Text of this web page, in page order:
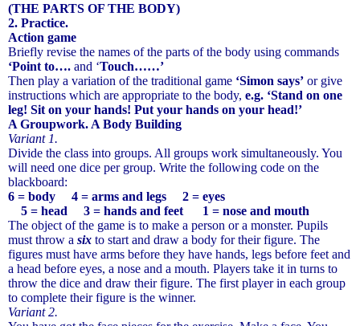
(THE PARTS OF THE BODY)
2. Practice.
Action game
Briefly revise the names of the parts of the body using commands
‘Point to…. and ‘Touch……’
Then play a variation of the traditional game ‘Simon says’ or give
instructions which are appropriate to the body, e.g. ‘Stand on one
leg! Sit on your hands! Put your hands on your head!’
A Groupwork. A Body Building
Variant 1.
Divide the class into groups. All groups work simultaneously. You
will need one dice per group. Write the following code on the
blackboard:
6 = body 4 = arms and legs 2 = eyes
5 = head 3 = hands and feet 1 = nose and mouth
The object of the game is to make a person or a monster. Pupils
must throw a six to start and draw a body for their figure. The
figures must have arms before they have hands, legs before feet and
a head before eyes, a nose and a mouth. Players take it in turns to
throw the dice and draw their figure. The first player in each group
to complete their figure is the winner.
Variant 2.